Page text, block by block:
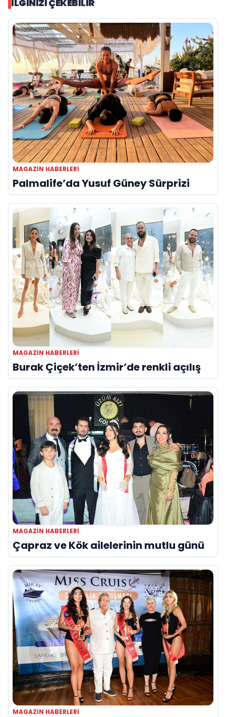
İLGINIZI ÇEKEBILIR
MAGAZIN HABERLERI
Palmalife’da Yusuf Güney Sürprizi
MAGAZIN HABERLERI
Burak Çiçek’ten İzmir’de renkli açılış
MAGAZIN HABERLERI
Çapraz ve Kök ailelerinin mutlu günü
MAGAZIN HABERLERI